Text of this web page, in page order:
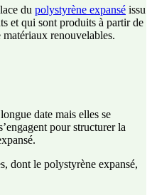
du polystyrène expansé issu
et qui sont produits à partir de
matériaux renouvelables.
date mais elles se
pour structurer la
dont le polystyrène expansé,